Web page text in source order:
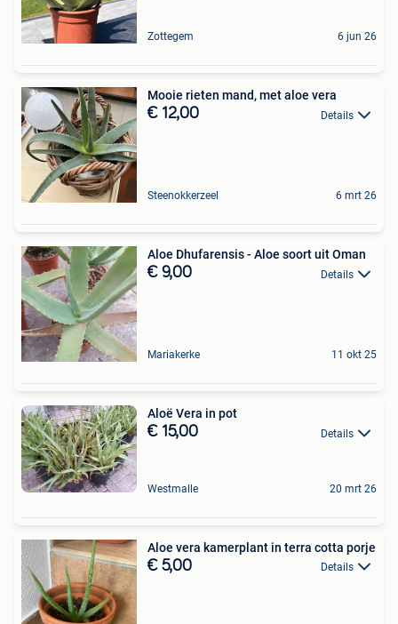
Zottegem 6 jun 26
Mooie rieten mand, met aloe vera
€ 12,00 Details
Steenokkerzeel 6 mrt 26
Aloe Dhufarensis - Aloe soort uit Oman
€ 9,00 Details
Mariakerke 11 okt 25
Aloë Vera in pot
€ 15,00 Details
Westmalle 20 mrt 26
Aloe vera kamerplant in terra cotta porje
€ 5,00 Details